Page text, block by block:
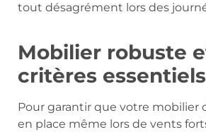
tout désagrément lors des
Mobilier robuste
critères essentiels
Pour garantir que votre mobilier
en place même lors de vents